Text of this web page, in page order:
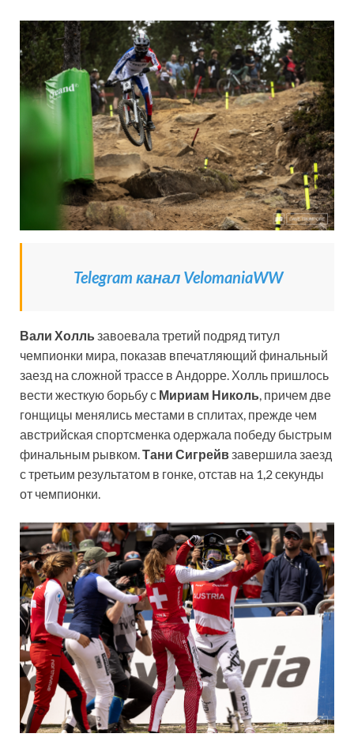
Telegram канал VelomaniaWW
Вали Холль завоевала третий подряд титул
чемпионки мира, показав впечатляющий финальный
заезд на сложной трассе в Андорре. Холль пришлось
вести жесткую борьбу с Мириам Николь, причем две
гонщицы менялись местами в сплитах, прежде чем
австрийская спортсменка одержала победу быстрым
финальным рывком.Тани Сигрейвзавершила заезд
с третьим результатом в гонке, отстав на 1,2 секунды
от чемпионки.